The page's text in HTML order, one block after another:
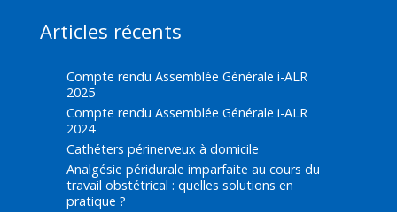
Articles récents
Compte rendu Assemblée Générale i-ALR
2025
Compte rendu Assemblée Générale i-ALR
2024
Cathéters périnerveux à domicile
Analgésie péridurale imparfaite au cours du
travail obstétrical : quelles solutions en
pratique ?